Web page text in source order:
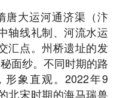
大运河通济渠（汴
轴线礼制、河流水运
汇点。州桥遗址的发
面纱。不同时期的路
形象直观。2022年9
北宋时期的海马瑞兽